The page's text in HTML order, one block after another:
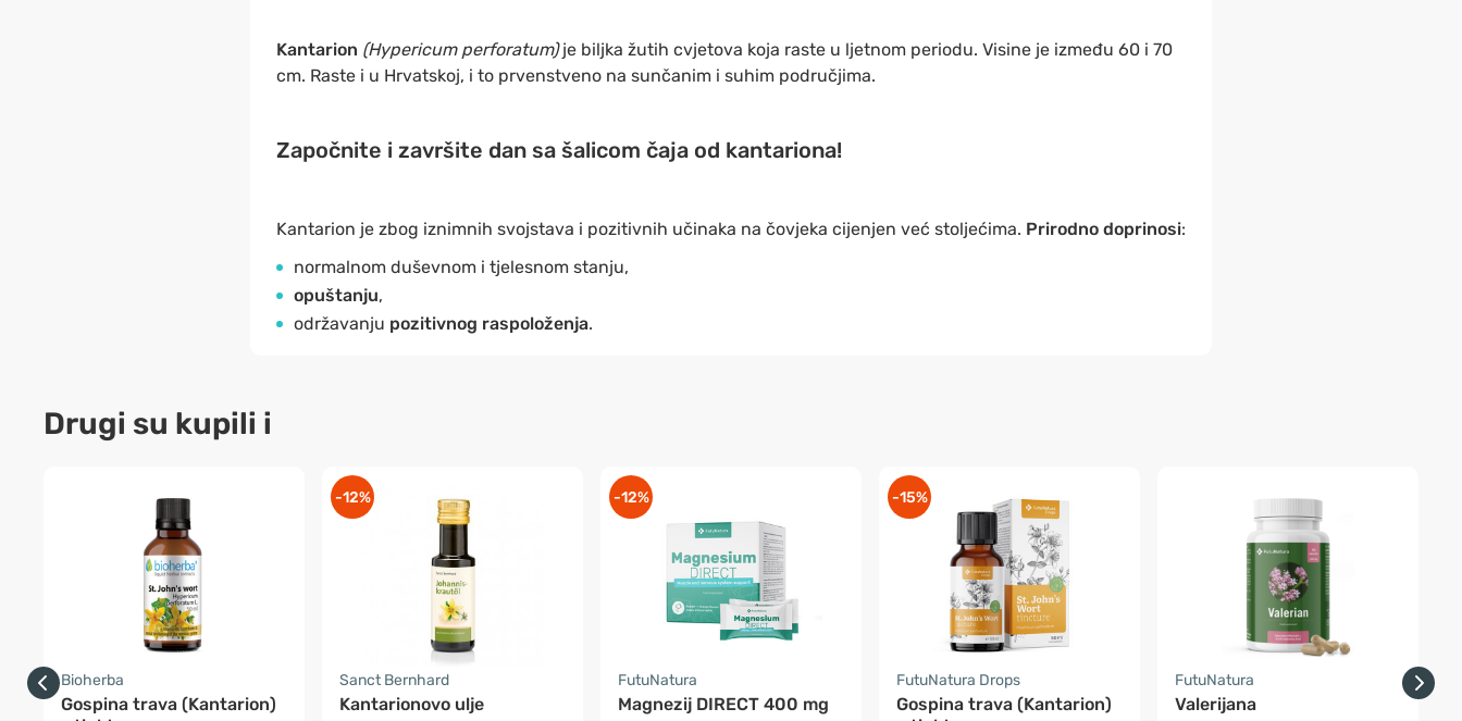
Kantarion (Hypericum perforatum)je biljka žutih cvjetova koja raste u ljetnom periodu. Visine je između 60 i 70
cm. Raste i u Hrvatskoj, i to prvenstveno na sunčanim i suhim područjima.
Započnite i završite dan sa šalicom čaja od kantariona!
Kantarion je zbog iznimnih svojstava i pozitivnih učinaka na čovjeka cijenjen već stoljećima. Prirodno doprinosi:
normalnom duševnom i tjelesnom stanju,
opuštanju,
održavanju pozitivnog raspoloženja.
Drugi su kupili i
Bioherba
Gospina trava (Kantarion)
-12%
Sanct Bernhard
Kantarionovo ulje
-12%
FutuNatura
Magnezij DIRECT 400 mg
-15%
FutuNatura Drops
Gospina trava (Kantarion)
FutuNatura
Valerijana